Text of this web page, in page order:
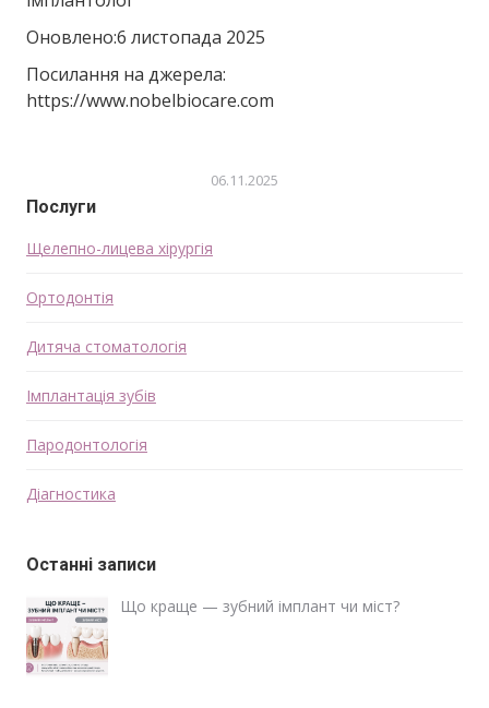
Оновлено:6 листопада 2025
Посилання на джерела:
https://www.nobelbiocare.com
06.11.2025
Послуги
Щелепно-лицева хірургія
Ортодонтія
Дитяча стоматологія
Імплантація зубів
Пародонтологія
Діагностика
Останні записи
Що краще — зубний імплант чи міст?